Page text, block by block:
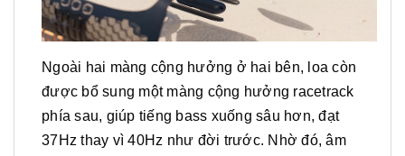
Ngoài hai màng cộng hưởng ở hai bên, loa còn
được bổ sung một màng cộng hưởng racetrack
phía sau, giúp tiếng bass xuống sâu hơn, đạt
37Hz thay vì 40Hz như đời trước. Nhờ đó, âm